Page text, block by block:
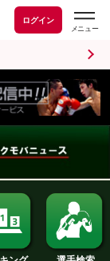
ログイン